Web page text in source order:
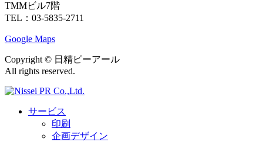
TMMビル7階
TEL：03-5835-2711
Google Maps
Copyright ©︎ 日精ピーアール
All rights reserved.
サービス
印刷
企画デザイン